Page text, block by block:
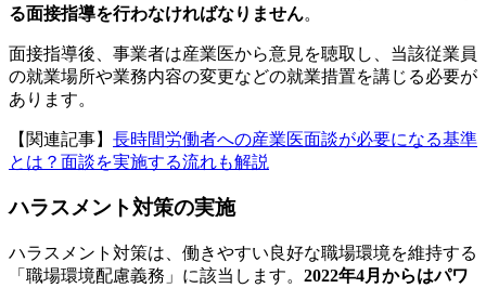
る面接指導を行わなければなりません。
面接指導後、事業者は産業医から意見を聴取し、当該従業員
の就業場所や業務内容の変更などの就業措置を講じる必要が
あります。
【関連記事】 長時間労働者への産業医面談が必要になる基準
とは？面談を実施する流れも解説
ハラスメント対策の実施
ハラスメント対策は、働きやすい良好な職場環境を維持する
「職場環境配慮義務」に該当します。 2022年4月からはパワ